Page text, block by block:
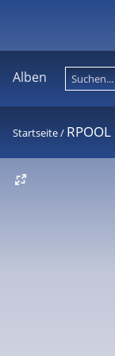
Alben
Startseite/